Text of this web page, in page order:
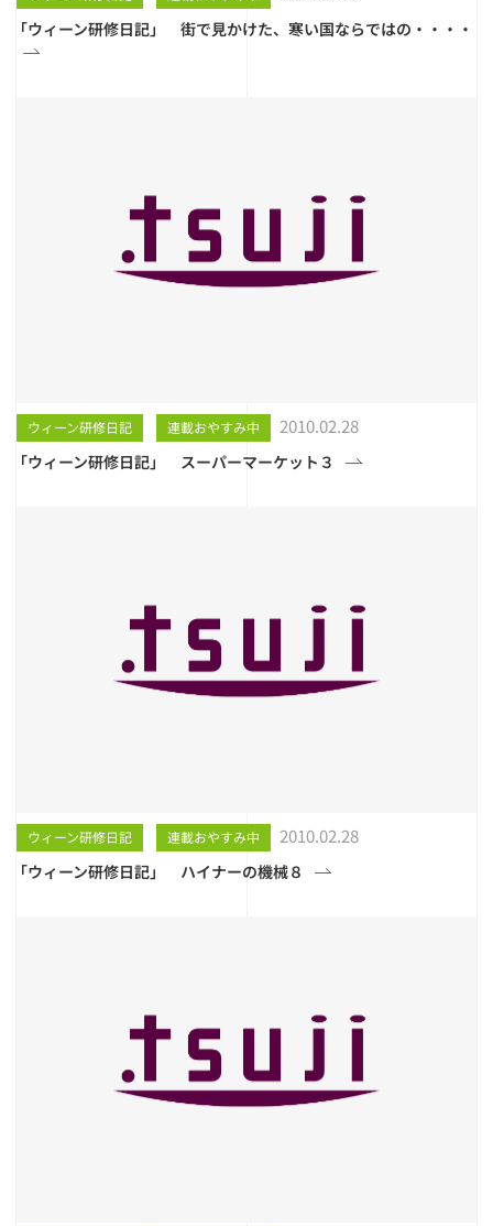
「ウィーン研修日記」 街で見かけた、寒い国ならではの・・・・
ウィーン研修日記 連載おやすみ中 2010.02.28
「ウィーン研修日記」 スーパーマーケット３
ウィーン研修日記 連載おやすみ中 2010.02.28
「ウィーン研修日記」 ハイナーの機械８